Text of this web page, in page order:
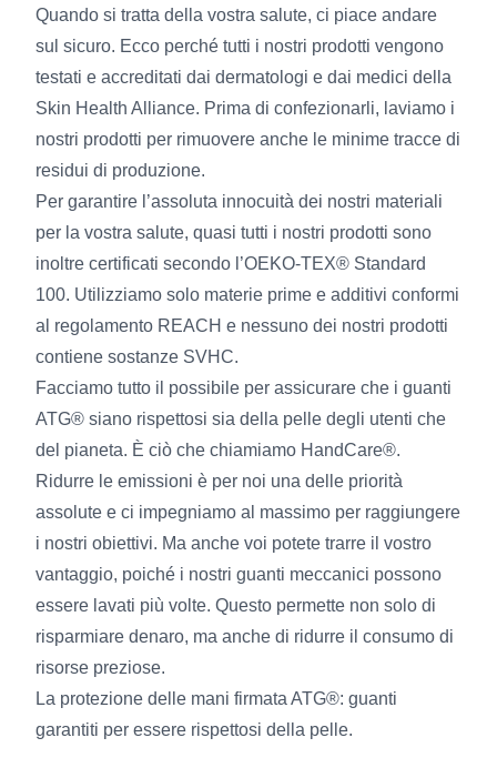
Quando si tratta della vostra salute, ci piace andare
sul sicuro. Ecco perché tutti i nostri prodotti vengono
testati e accreditati dai dermatologi e dai medici della
Skin Health Alliance. Prima di confezionarli, laviamo i
nostri prodotti per rimuovere anche le minime tracce di
residui di produzione.
Per garantire l’assoluta innocuità dei nostri materiali
per la vostra salute, quasi tutti i nostri prodotti sono
inoltre certificati secondo l’OEKO-TEX® Standard
100. Utilizziamo solo materie prime e additivi conformi
al regolamento REACH e nessuno dei nostri prodotti
contiene sostanze SVHC.
Facciamo tutto il possibile per assicurare che i guanti
ATG® siano rispettosi sia della pelle degli utenti che
del pianeta. È ciò che chiamiamo HandCare®.
Ridurre le emissioni è per noi una delle priorità
assolute e ci impegniamo al massimo per raggiungere
i nostri obiettivi. Ma anche voi potete trarre il vostro
vantaggio, poiché i nostri guanti meccanici possono
essere lavati più volte. Questo permette non solo di
risparmiare denaro, ma anche di ridurre il consumo di
risorse preziose.
La protezione delle mani firmata ATG®: guanti
garantiti per essere rispettosi della pelle.